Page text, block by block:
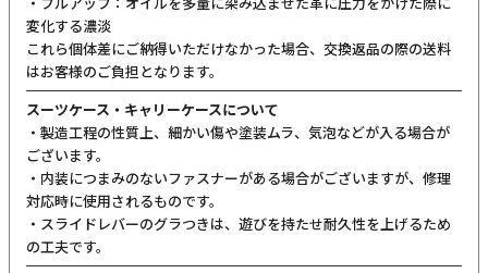
変化する濃淡
これら個体差にご納得いただけなかった場合、交換返品の際の送料
はお客様のご負担となります。
スーツケース・キャリーケースについて
・製造工程の性質上、細かい傷や塗装ムラ、気泡などが入る場合が
ございます。
・内装につまみのないファスナーがある場合がございますが、修理
対応時に使用されるものです。
・スライドレバーのグラつきは、遊びを持たせ耐久性を上げるため
の工夫です。